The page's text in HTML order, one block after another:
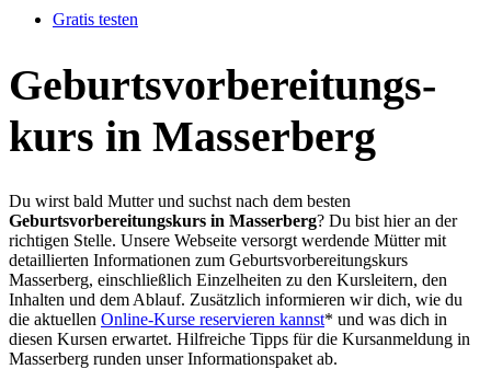
Gratis testen
Geburtsvorbereitungs­
kurs in Masserberg
Du wirst bald Mutter und suchst nach dem besten
Geburtsvorbereitungskurs in Masserberg? Du bist hier an der
richtigen Stelle. Unsere Webseite versorgt werdende Mütter mit
detaillierten Informationen zum Geburtsvorbereitungskurs
Masserberg, einschließlich Einzelheiten zu den Kursleitern, den
Inhalten und dem Ablauf. Zusätzlich informieren wir dich, wie du
die aktuellen Online-Kurse reservieren kannst* und was dich in
diesen Kursen erwartet. Hilfreiche Tipps für die Kursanmeldung in
Masserberg runden unser Informationspaket ab.